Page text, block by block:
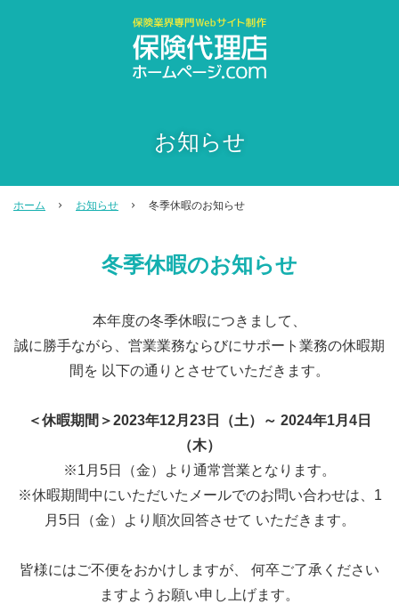
お知らせ
ホーム お知らせ 冬季休暇のお知らせ
冬季休暇のお知らせ
本年度の冬季休暇につきまして、
誠に勝手ながら、営業業務ならびにサポート業務の休暇期
間を 以下の通りとさせていただきます。
＜休暇期間＞2023年12月23日（土）～ 2024年1月4日
（木）
※1月5日（金）より通常営業となります。
※休暇期間中にいただいたメールでのお問い合わせは、1
月5日（金）より順次回答させて いただきます。
皆様にはご不便をおかけしますが、 何卒ご了承ください
ますようお願い申し上げます。